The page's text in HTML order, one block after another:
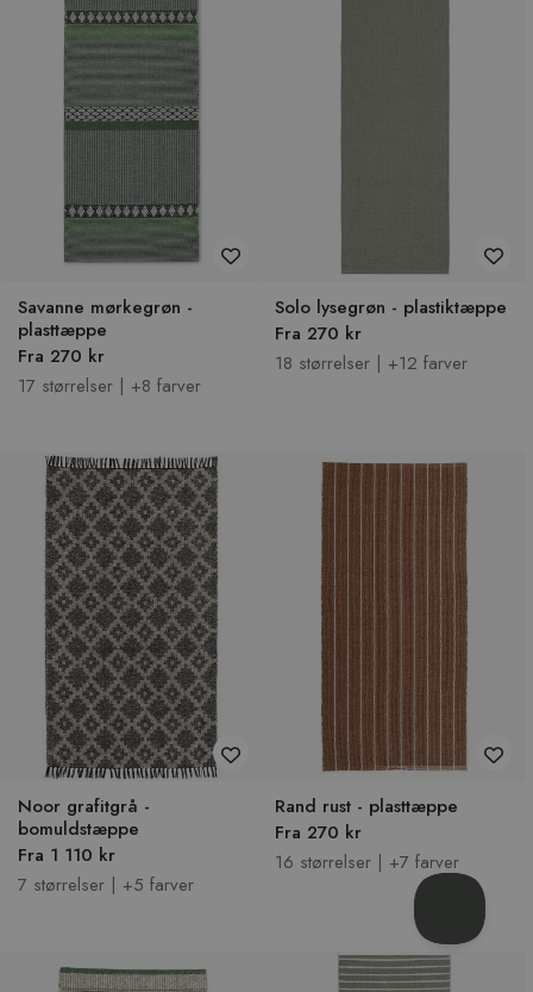
Savanne mørkegrøn -
plasttæppe
Fra 270 kr
17 størrelser | +8 farver
Solo lysegrøn - plastiktæppe
Fra 270 kr
18 størrelser | +12 farver
Noor grafitgrå -
bomuldstæppe
Fra 1 110 kr
7 størrelser | +5 farver
Rand rust - plasttæppe
Fra 270 kr
16 størrelser | +7 farver